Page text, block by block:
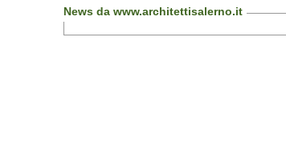
News da www.architettisalerno.it